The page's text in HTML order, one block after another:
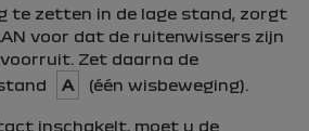
te zetten in de lage stand, zorgt
voor dat de ruitenwissers zijn
Zet daarna de
A (één wisbeweging).
inschakelt, moet u de